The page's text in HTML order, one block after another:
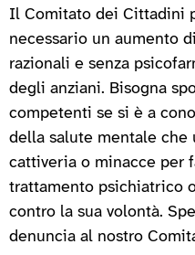
Il Comitato dei Cittadini
necessario un aumento
razionali e senza
degli anziani. Bisogna
competenti se si è a
della salute mentale che
cattiveria o minacce per
trattamento psichiatrico
contro la sua volontà.
denuncia al nostro